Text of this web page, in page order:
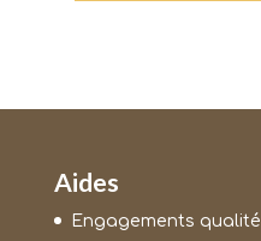
Aides
Engagements qualité